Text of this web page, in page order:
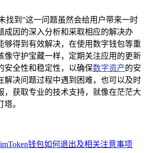
找到”这一问题虽然会给用户带来一时
成因的深入分析和采取相应的解决办
够得到有效解决，在使用数字钱包等重
像守护宝藏一样，定期关注应用的更新
安全性和稳定性，以确保数字资产的安
解决问题过程中遇到困难，也可以及时
，获取专业的技术支持，就像在茫茫大
。
钱包如何退出及相关注意事项